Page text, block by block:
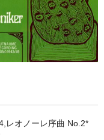
レオノーレ序曲 No.2*